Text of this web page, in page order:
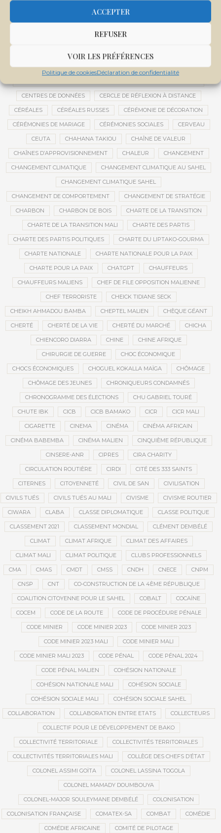
ACCEPTER
REFUSER
VOIR LES PRÉFÉRENCES
Politique de cookiesDéclaration de confidentialité
CENTRALE SOLAIRE DE SANANKOROBA
CENTRE D'INTELLIGENCE ARTIFICIELLE
CENTRE DE SANTÉ COMMUNAUTAIRE
CENTRE INTERNATIONAL DE CONFÉRENCES DE BAMAKO
CENTRE MALI
CENTRES DE DONNÉES CERCLE DE RÉFLEXION À DISTANCE
CÉRÉALES CÉRÉALES RUSSES CÉRÉMONIE DE DÉCORATION
CÉRÉMONIES DE MARIAGE CÉRÉMONIES SOCIALES CERVEAU
CEUTA CHAHANA TAKIOU CHAÎNE DE VALEUR
CHAÎNES D’APPROVISIONNEMENT CHALEUR CHANGEMENT
CHANGEMENT CLIMATIQUE CHANGEMENT CLIMATIQUE AU SAHEL
CHANGEMENT CLIMATIQUE SAHEL
CHANGEMENT DE COMPORTEMENT CHANGEMENT DE STRATÉGIE
CHARBON CHARBON DE BOIS CHARTE DE LA TRANSITION
CHARTE DE LA TRANSITION MALI CHARTE DES PARTIS
CHARTE DES PARTIS POLITIQUES CHARTE DU LIPTAKO-GOURMA
CHARTE NATIONALE CHARTE NATIONALE POUR LA PAIX
CHARTE POUR LA PAIX CHATGPT CHAUFFEURS
CHAUFFEURS MALIENS CHEF DE FILE OPPOSITION MALIENNE
CHEF TERRORISTE CHEICK TIDIANE SECK
CHEIKH AHMADOU BAMBA CHEPTEL MALIEN CHÈQUE GÉANT
CHERTÉ CHERTÉ DE LA VIE CHERTÉ DU MARCHÉ CHICHA
CHIENCORO DIARRA CHINE CHINE AFRIQUE
CHIRURGIE DE GUERRE CHOC ÉCONOMIQUE
CHOCS ÉCONOMIQUES CHOGUEL KOKALLA MAÏGA CHÔMAGE
CHÔMAGE DES JEUNES CHRONIQUEURS CONDAMNÉS
CHRONOGRAMME DES ÉLECTIONS CHU GABRIEL TOURÉ
CHUTE IBK CICB CICB BAMAKO CICR CICR MALI
CIGARETTE CINEMA CINÉMA CINÉMA AFRICAIN
CINÉMA BABEMBA CINÉMA MALIEN CINQUIÈME RÉPUBLIQUE
CINSERE-ANR CIPRES CIRA CHARITY
CIRCULATION ROUTIÈRE CIRDI CITÉ DES 333 SAINTS
CITERNES CITOYENNETÉ CIVIL DE SAN CIVILISATION
CIVILS TUÉS CIVILS TUÉS AU MALI CIVISME CIVISME ROUTIER
CIWARA CLABA CLASSE DIPLOMATIQUE CLASSE POLITIQUE
CLASSEMENT 2021 CLASSEMENT MONDIAL CLÉMENT DEMBÉLÉ
CLIMAT CLIMAT AFRIQUE CLIMAT DES AFFAIRES
CLIMAT MALI CLIMAT POLITIQUE CLUBS PROFESSIONNELS
CMA CMAS CMDT CMSS CNDH CNECE CNPM
CNSP CNT CO-CONSTRUCTION DE LA 4ÈME RÉPUBLIQUE
COALITION CITOYENNE POUR LE SAHEL COBALT COCAÏNE
COCEM CODE DE LA ROUTE CODE DE PROCÉDURE PÉNALE
CODE MINIER CODE MINIER 2023 CODE MINIER 2023
CODE MINIER 2023 MALI CODE MINIER MALI
CODE MINIER MALI 2023 CODE PÉNAL CODE PÉNAL 2024
CODE PÉNAL MALIEN COHÉSION NATIONALE
COHÉSION NATIONALE MALI COHÉSION SOCIALE
COHÉSION SOCIALE MALI COHÉSION SOCIALE SAHEL
COLLABORATION COLLABORATION ENTRE ETATS COLLECTEURS
COLLECTIF POUR LE DÉVELOPPEMENT DE BAKO
COLLECTIVITÉ TERRITORIALE COLLECTIVITÉS TERRITORIALES
COLLECTIVITÉS TERRITORIALES MALI COLLÈGE DES CHEFS D’ÉTAT
COLONEL ASSIMI GOÏTA COLONEL LASSINA TOGOLA
COLONEL MAMADY DOUMBOUYA
COLONEL-MAJOR SOULEYMANE DEMBÉLÉ COLONISATION
COLONISATION FRANÇAISE COMATEX-SA COMBAT COMÉDIE
COMÉDIE AFRICAINE COMITÉ DE PILOTAGE